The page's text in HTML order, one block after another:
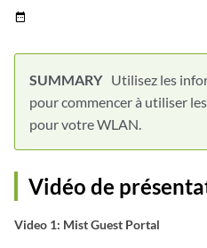
date_range
Utilisez les
pour commencer à utiliser
pour votre WLAN.
Vidéo de
Video 1: Mist Guest Portal